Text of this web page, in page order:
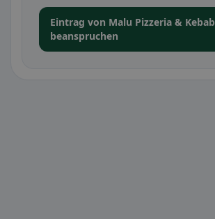
Eintrag von Malu Pizzeria & Kebab
beanspruchen